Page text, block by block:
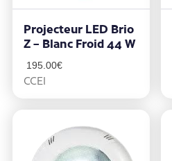
Projecteur LED Brio
Z – Blanc Froid 44 W
195.00€
CCEI